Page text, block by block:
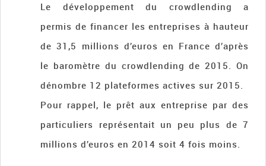
Le développement du crowdlending a
permis de financer les entreprises à hauteur
de 31,5 millions d’euros en France d’après
le baromètre du crowdlending de 2015. On
dénombre 12 plateformes actives sur 2015.
Pour rappel, le prêt aux entreprise par des
particuliers représentait un peu plus de 7
millions d’euros en 2014 soit 4 fois moins.